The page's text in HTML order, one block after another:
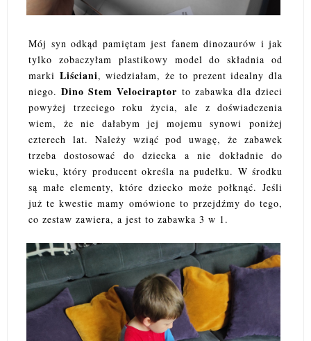
Mój syn odkąd pamiętam jest fanem dinozaurów i jak
tylko zobaczyłam plastikowy model do składnia od
marki Liściani, wiedziałam, że to prezent idealny dla
niego.Dino Stem Velociraptor to zabawka dla dzieci
powyżej trzeciego roku życia, ale z doświadczenia
wiem, że nie dałabym jej mojemu synowi poniżej
czterech lat. Należy wziąć pod uwagę, że zabawek
trzeba dostosować do dziecka a nie dokładnie do
wieku, który producent określa na pudełku. W środku
są małe elementy, które dziecko może połknąć. Jeśli
już te kwestie mamy omówione to przejdźmy do tego,
co zestaw zawiera, a jest to zabawka 3 w 1.